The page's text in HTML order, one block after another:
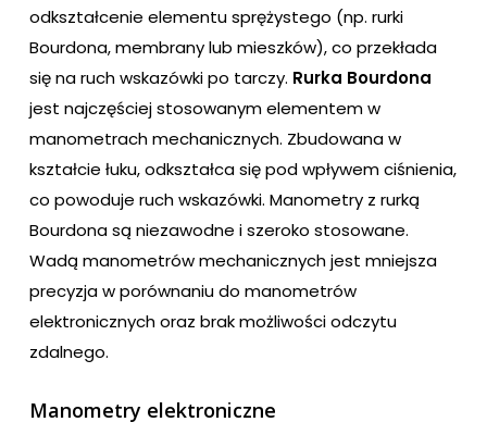
odkształcenie elementu sprężystego (np. rurki
Bourdona, membrany lub mieszków), co przekłada
się na ruch wskazówki po tarczy. Rurka Bourdona
jest najczęściej stosowanym elementem w
manometrach mechanicznych. Zbudowana w
kształcie łuku, odkształca się pod wpływem ciśnienia,
co powoduje ruch wskazówki. Manometry z rurką
Bourdona są niezawodne i szeroko stosowane.
Wadą manometrów mechanicznych jest mniejsza
precyzja w porównaniu do manometrów
elektronicznych oraz brak możliwości odczytu
zdalnego.
Manometry elektroniczne